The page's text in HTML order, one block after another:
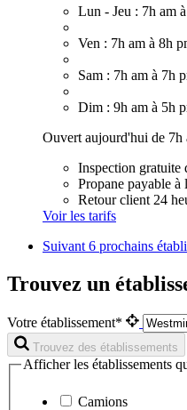
Lun - Jeu : 7h am
Ven : 7h am à 8h
Sam : 7h am à 7h
Dim : 9h am à 5h
Ouvert aujourd'hui de 7h
Inspection gratuite
Propane payable à
Retour client 24
Voir les tarifs
Suivant6 prochains
Trouvez un
Votre établissement*
Trouvez des établissements
Afficher les établissements
Camions